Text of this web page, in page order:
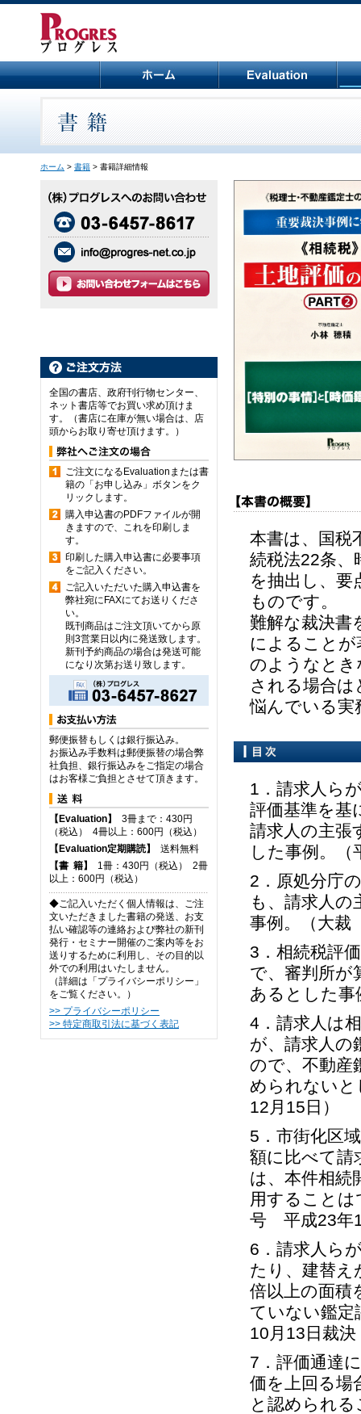
ホーム > 書籍 > 書籍詳細情報
全国の書店、政府刊行物センター、
ネット書店等でお買い求め頂けま
す。（書店に在庫が無い場合は、店
頭からお取り寄せ頂けます。）
ご注文になるEvaluationまたは書
籍の「お申し込み」ボタンをク
リックします。
購入申込書のPDFファイルが開
きますので、これを印刷しま
す。
印刷した購入申込書に必要事項
をご記入ください。
ご記入いただいた購入申込書を
弊社宛にFAXにてお送りくださ
い。
既刊商品はご注文頂いてから原
則3営業日以内に発送致します。
新刊予約商品の場合は発送可能
になり次第お送り致します。
郵便振替もしくは銀行振込み。
お振込み手数料は郵便振替の場合弊
社負担、銀行振込みをご指定の場合
はお客様ご負担とさせて頂きます。
【Evaluation】
3冊まで：430円
（税込） 4冊以上：600円（税込）
【Evaluation定期購読】
送料無料
【書 籍】
1冊：430円（税込） 2冊
以上：600円（税込）
◆ご記入いただく個人情報は、ご注
文いただきました書籍の発送、お支
払い確認等の連絡および弊社の新刊
発行・セミナー開催のご案内等をお
送りするために利用し、その目的以
外での利用はいたしません。
（詳細は「プライバシーポリシー」
をご覧ください。）
>> プライバシーポリシー
>> 特定商取引法に基づく表記
本書は、国税
続税法22条、
を抽出し、
ものです。
難解な裁決書
によることが
のようなとき
される場合
悩んでいる実
1．請求人ら
評価基準を基
請求人の主張
した事例。
2．原処分庁
も、請求人
事例。（大裁
3．相続税評
で、審判所が
あるとした
4．請求人は
が、請求人の
ので、不動産
められない
12月15日）
5．市街化区
額に比べて請
は、本件相続
用することは
号 平成23年
6．請求人ら
たり、建替え
倍以上の面積
ていない鑑定
10月13日裁決
7．評価通達
価を上回る場
と認められ